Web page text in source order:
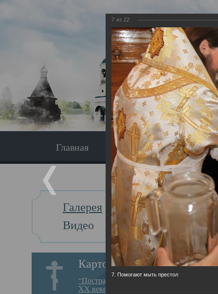
Главная Экскурсия
Галерея
Видео
Картотека
“Пострадавшие за веру в
XX веке на Севере”
Главная
7 из 22
7. Помогают мыть престол